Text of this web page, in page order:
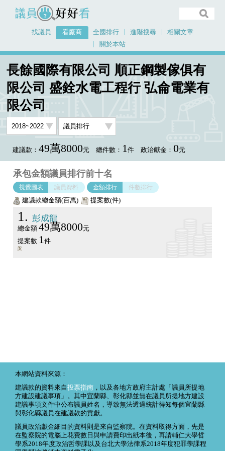
議員好好看
找議員 看廠商 全國排行 進階搜尋
相關文章
關於本站
長餘國際有限公司 順正鋼製傢俱有限公司 盛銓水電工程行 弘侖電業有限公司
議員排行圖表
長餘國際有限公司 順正鋼製傢俱有
限公司 盛銓水電工程行 弘侖電業有
限公司
建議款： 49萬8000元 總件數： 1件 政治獻金： 0元
承包金額議員排行前十名
視覺圖表 議員資料 金額排行 件數排行
建議款總金額(百萬) 提案數(件)
1 彭成龍
總金額 49萬8000元
提案數 1 件
本網站資料來源：
建議款的資料來自投票指南 ，以及各地方政府主計處「議員所提地
方建設建議事項」。其中宜蘭縣、彰化縣並無在議員所提地方建設
建議事項文件中公布議員姓名，導致無法透過統計得知每個宜蘭縣
與彰化縣議員在建議款的貢獻。
議員政治獻金細目的資料則是來自監察院。在資料取得方面，先是
在監察院的電腦上花費數日與申請費印出紙本後，再請輔仁大學哲
學系2018年度政治哲學課以及台北大學法律系2018年度犯罪學課程